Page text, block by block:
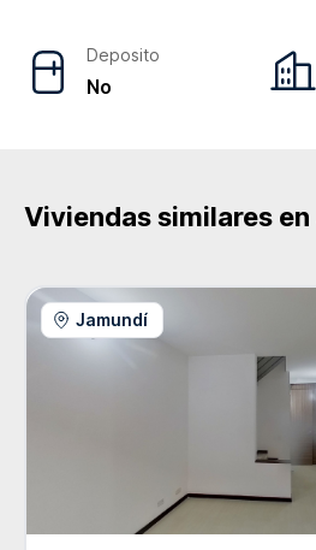
Deposito
No
Viviendas similares en
Jamundí